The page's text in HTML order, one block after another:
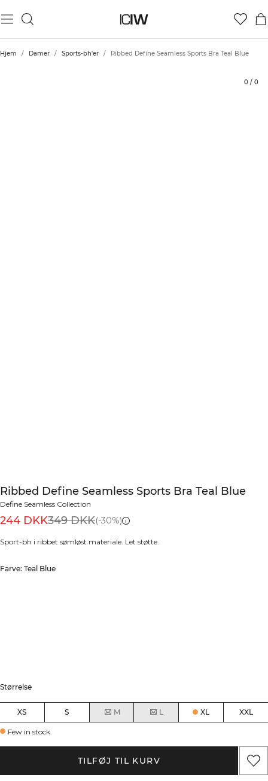
Hjem / Damer / Sports-bh'er / Ribbed Define Seamless Sports Bra Teal Blue
0 / 0
Ribbed Define Seamless Sports Bra Teal Blue
Define Seamless Collection
244 DKK349 DKK(-30%)
Sport-bh i ribbet sømløst materiale. Let støtte.
Farve: Teal Blue
Størrelse
XS S M L XL XXL
Few in stock
TILFØJ TIL KURV